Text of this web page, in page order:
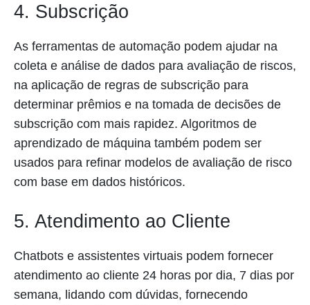
4. Subscrição
As ferramentas de automação podem ajudar na
coleta e análise de dados para avaliação de riscos,
na aplicação de regras de subscrição para
determinar prêmios e na tomada de decisões de
subscrição com mais rapidez. Algoritmos de
aprendizado de máquina também podem ser
usados para refinar modelos de avaliação de risco
com base em dados históricos.
5. Atendimento ao Cliente
Chatbots e assistentes virtuais podem fornecer
atendimento ao cliente 24 horas por dia, 7 dias por
semana, lidando com dúvidas, fornecendo